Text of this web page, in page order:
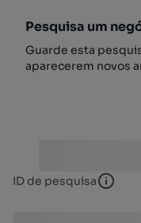
Pesquisa um
Guarde esta
aparecerem novos
ID de pesquisa ID de